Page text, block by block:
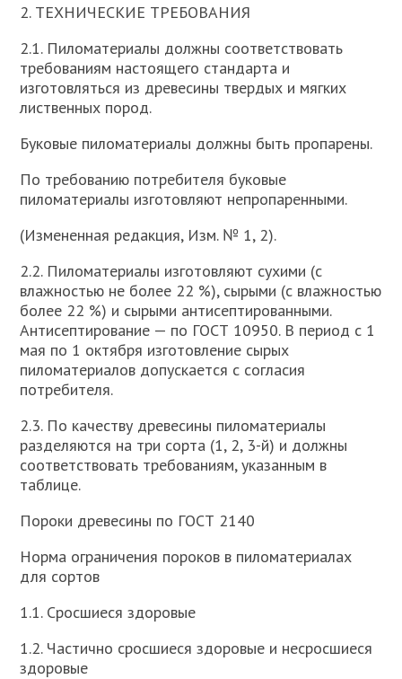
2. ТЕХНИЧЕСКИЕ ТРЕБОВАНИЯ
2.1. Пиломатериалы должны соответствовать
требованиям настоящего стандарта и
изготовляться из древесины твердых и мягких
лиственных пород.
Буковые пиломатериалы должны быть пропарены.
По требованию потребителя буковые
пиломатериалы изготовляют непропаренными.
(Измененная редакция, Изм. № 1, 2).
2.2. Пиломатериалы изготовляют сухими (с
влажностью не более 22 %), сырыми (с влажностью
более 22 %) и сырыми антисептированными.
Антисептирование — по ГОСТ 10950. В период с 1
мая по 1 октября изготовление сырых
пиломатериалов допускается с согласия
потребителя.
2.3. По качеству древесины пиломатериалы
разделяются на три сорта (1, 2, 3-й) и должны
соответствовать требованиям, указанным в
таблице.
Пороки древесины по ГОСТ 2140
Норма ограничения пороков в пиломатериалах
для сортов
1.1. Сросшиеся здоровые
1.2. Частично сросшиеся здоровые и несросшиеся
здоровые